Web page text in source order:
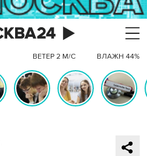
ВЕТЕР 2 М/С ВЛАЖН 44%